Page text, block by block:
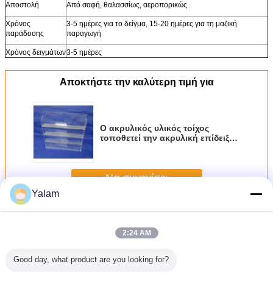
Αποστολή Από σαφή, θαλασσίως, αεροπορικώς
Χρόνος
παράδοσης
3-5 ημέρες για το δείγμα, 15-20 ημέρες για τη μαζική
παραγωγή
Χρόνος δειγμάτων3-5 ημέρες
Αποκτήστε την καλύτερη τιμή για
Ο ακρυλικός υλικός τοίχος
τοποθετεί την ακρυλική επίδειξη
Να συνεχίσει
Περισσότεροιακρυλικό σύστημα καρφιών
Yalam
2:24 AM
Good day, what product are you looking for?